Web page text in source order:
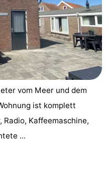
vom Meer und dem
ist komplett
Kaffeemaschine,
...